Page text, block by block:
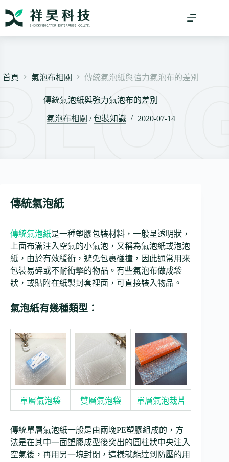
首頁
氣泡布相關 傳統氣泡紙與強力氣泡布的差別
傳統氣泡紙與強力氣泡布的差別
氣泡布相關 /包裝知識 2020-07-14
傳統氣泡紙
傳統氣泡紙是一種塑膠包裝材料，一般呈透明狀，
上面布滿注入空氣的小氣泡，又稱為氣泡紙或泡泡
紙，由於有效緩衝，避免包裹碰撞，因此通常用來
包裝易碎或不耐衝擊的物品。有些氣泡布做成袋
狀，或貼附在紙製封套裡面，可直接裝入物品。
氣泡紙有幾種類型：
單層氣泡袋 雙層氣泡袋 單層氣泡裁片
傳統單層氣泡紙一般是由兩塊PE塑膠組成的，方
法是在其中一面塑膠成型後突出的圓柱狀中央注入
空氣後，再用另一塊封閉，這樣就能達到防壓的用